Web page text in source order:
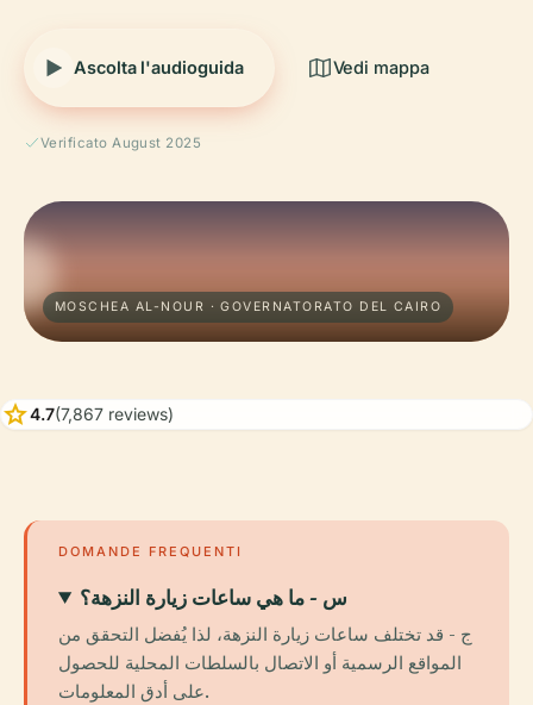
Ascolta l'audioguida Vedi mappa
Verificato August 2025
MOSCHEA AL-NOUR · GOVERNATORATO DEL CAIRO
star4.7(7,867 reviews)
DOMANDE FREQUENTI
س - ما هي ساعات زيارة النزهة؟
ج - قد تختلف ساعات زيارة النزهة، لذا يُفضل التحقق من
المواقع الرسمية أو الاتصال بالسلطات المحلية للحصول
على أدق المعلومات.